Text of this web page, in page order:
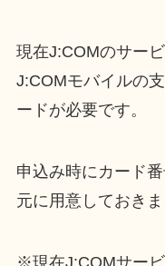
現在J:COMのサー
J:COMモバイルの
ードが必要です。
申込み時にカード
元に用意しておきま
※現在J:COMサー